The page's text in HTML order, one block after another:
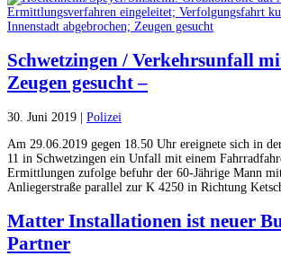
Schwetzingen / Verkehrsunfall
Zeugen gesucht –
30. Juni 2019
Polizei
Am 29.06.2019 gegen 18.50 Uhr ereignete sich in
11 in Schwetzingen ein Unfall mit einem
Ermittlungen zufolge befuhr der 60-Jährige Mann
Anliegerstraße parallel zur K 4250 in Richtung
Matter Installationen ist neuer
Partner